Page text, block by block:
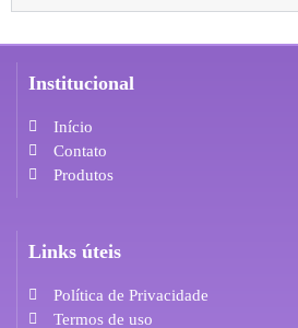
Institucional
Início
Contato
Produtos
Links úteis
Política de Privacidade
Termos de uso